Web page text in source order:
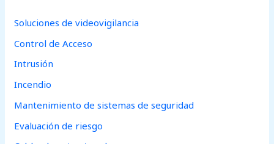
p
o
r
:
Soluciones de videovigilancia
Control de Acceso
Intrusión
Incendio
Mantenimiento de sistemas de seguridad
Evaluación de riesgo